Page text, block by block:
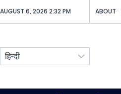
AUGUST 6, 2026 2:32 PM ABOUT